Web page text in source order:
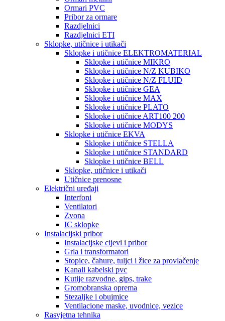
Ormari PVC
Pribor za ormare
Razdjelnici
Razdjelnici ETI
Sklopke, utičnice i utikači
Sklopke i utičnice ELEKTROMATERIAL
Sklopke i utičnice MIKRO
Sklopke i utičnice N/Z KUBIKO
Sklopke i utičnice N/Z FLUID
Sklopke i utičnice GEA
Sklopke i utičnice MAX
Sklopke i utičnice PLATO
Sklopke i utičnice ART100 200
Sklopke i utičnice MODYS
Sklopke i utičnice EKVA
Sklopke i utičnice STELLA
Sklopke i utičnice STANDARD
Sklopke i utičnice BELL
Sklopke, utičnice i utikači
Utičnice prenosne
Električni uređaji
Interfoni
Ventilatori
Zvona
IC sklopke
Instalacijski pribor
Instalacijske cijevi i pribor
Grla i transformatori
Stopice, čahure, tuljci i žice za provlačenje
Kanali kabelski pvc
Kutije razvodne, gips, trake
Gromobranska oprema
Stezaljke i obujmice
Ventilacione maske, uvodnice, vezice
Rasvjetna tehnika